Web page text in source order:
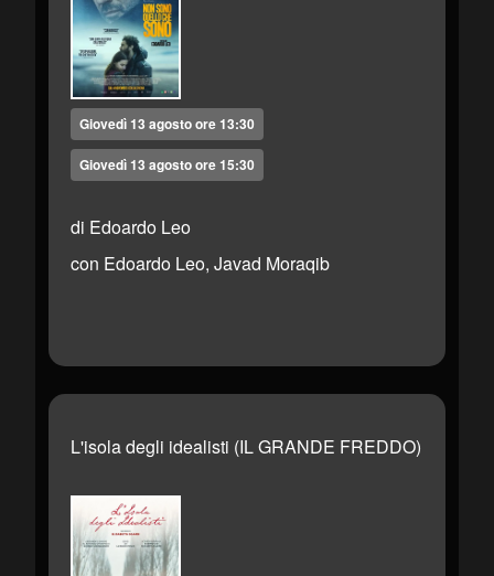
Giovedì 13 agosto ore 13:30
Giovedì 13 agosto ore 15:30
di Edoardo Leo
con Edoardo Leo, Javad Moraqib
L'isola degli idealisti (IL GRANDE FREDDO)